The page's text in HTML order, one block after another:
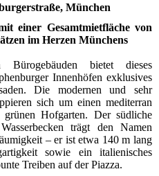
München
einer Gesamtmietfläche von
im Herzen Münchens
Bürogebäuden bietet dieses
Innenhöfen exklusives
Die modernen und sehr
sich um einen mediterran
Hofgarten. Der südliche
trägt den Namen
– er ist etwa 140 m lang
sowie ein italienisches
Treiben auf der Piazza.